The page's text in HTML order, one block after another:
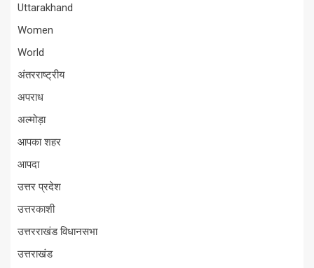
Uttarakhand
Women
World
अंतरराष्ट्रीय
अपराध
अल्मोड़ा
आपका शहर
आपदा
उत्तर प्रदेश
उत्तरकाशी
उत्तरराखंड विधानसभा
उत्तराखंड